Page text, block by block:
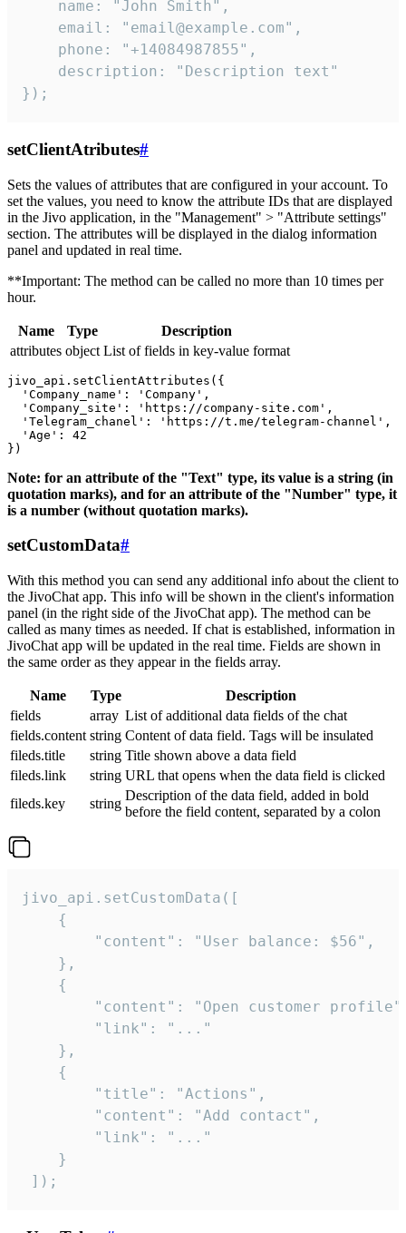
    name: "John Smith",
    email: "email@example.com",
    phone: "+14084987855",
    description: "Description text"
});
setClientAtributes#
Sets the values ​​of attributes that are configured in your account. To
set the values, you need to know the attribute IDs that are displayed
in the Jivo application, in the "Management" > "Attribute settings"
section. The attributes will be displayed in the dialog information
panel and updated in real time.
**Important: The method can be called no more than 10 times per
hour.
Name Type
Description
attributes object List of fields in key-value format
jivo_api.setClientAttributes({
  'Company_name': 'Company',
  'Company_site': 'https://company-site.com',
  'Telegram_chanel': 'https://t.me/telegram-channel',
  'Age': 42
Note: for an attribute of the "Text" type, its value is a string (in
quotation marks), and for an attribute of the "Number" type, it
is a number (without quotation marks).
setCustomData#
With this method you can send any additional info about the client to
the JivoChat app. This info will be shown in the client's information
panel (in the right side of the JivoChat app). The method can be
called as many times as needed. If chat is established, information in
JivoChat app will be updated in the real time. Fields are shown in
the same order as they appear in the fields array.
Name Type
Description
fields
array List of additional data fields of the chat
fields.content string Content of data field. Tags will be insulated
fileds.title
string Title shown above a data field
fileds.link
string URL that opens when the data field is clicked
fileds.key
string
Description of the data field, added in bold
before the field content, separated by a colon
jivo_api.setCustomData([
    {
        "content": "User balance: $56",
    },
    {
"content": "Open customer
        "link": "..."
    },
    {
        "title": "Actions",
        "content": "Add contact",
        "link": "..."
    }
]);